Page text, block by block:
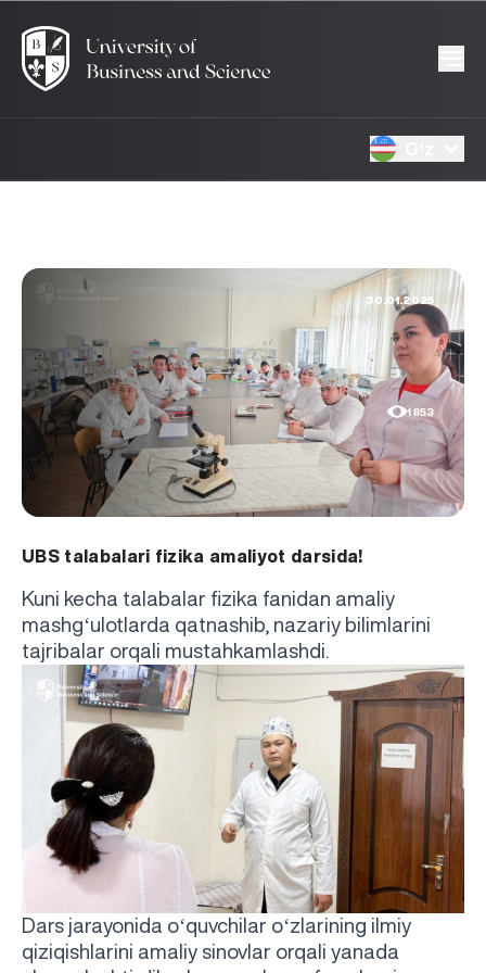
30.01.2025
1853
UBS talabalari fizika amaliyot darsida!
Kuni kecha talabalar fizika fanidan amaliy
mashg‘ulotlarda qatnashib, nazariy bilimlarini
tajribalar orqali mustahkamlashdi.
Dars jarayonida o‘quvchilar o‘zlarining ilmiy
qiziqishlarini amaliy sinovlar orqali yanada